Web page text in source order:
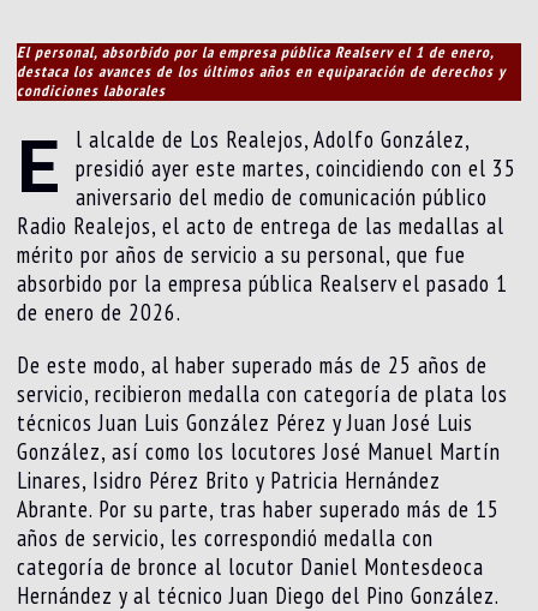
El personal, absorbido por la empresa pública Realserv el 1 de enero,
destaca los avances de los últimos años en equiparación de derechos y
condiciones laborales
E
l alcalde de Los Realejos, Adolfo González,
presidió ayer este martes, coincidiendo con el 35
aniversario del medio de comunicación público
Radio Realejos, el acto de entrega de las medallas al
mérito por años de servicio a su personal, que fue
absorbido por la empresa pública Realserv el pasado 1
de enero de 2026.
De este modo, al haber superado más de 25 años de
servicio, recibieron medalla con categoría de plata los
técnicos Juan Luis González Pérez y Juan José Luis
González, así como los locutores José Manuel Martín
Linares, Isidro Pérez Brito y Patricia Hernández
Abrante. Por su parte, tras haber superado más de 15
años de servicio, les correspondió medalla con
categoría de bronce al locutor Daniel Montesdeoca
Hernández y al técnico Juan Diego del Pino González.